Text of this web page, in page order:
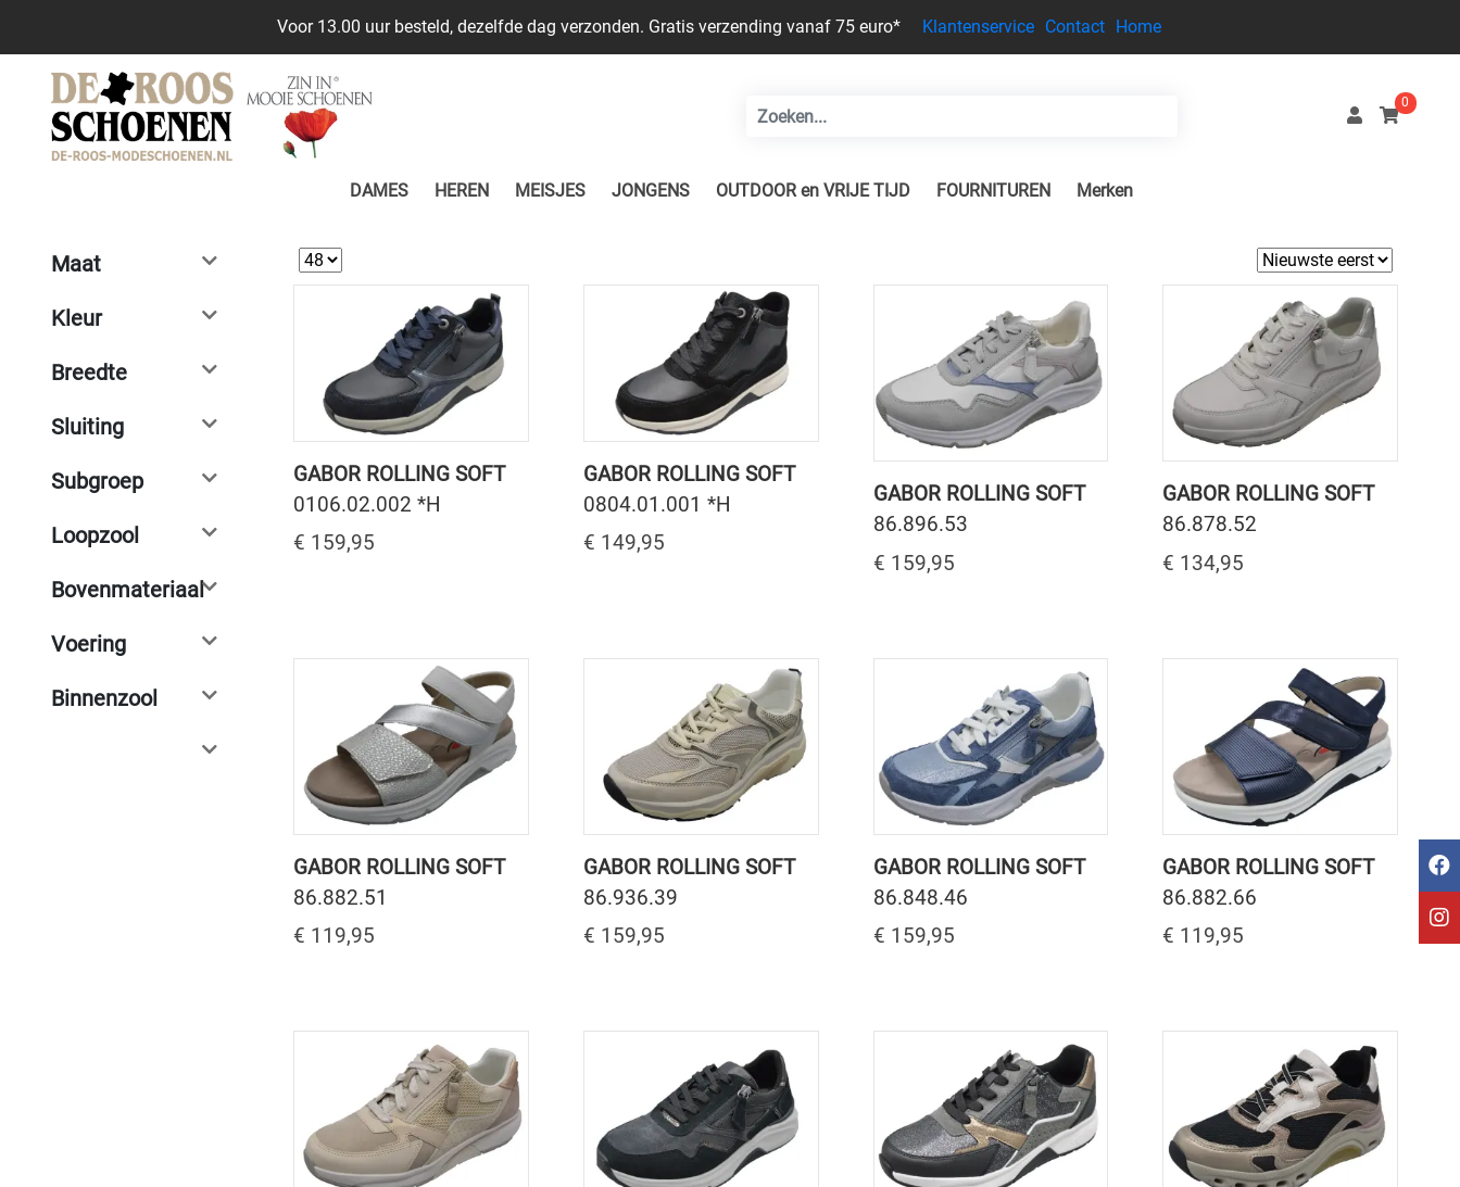
Voor 13.00 uur besteld, dezelfde dag verzonden. Gratis verzending vanaf 75 euro* Klantenservice Contact Home
0
DAMES HEREN MEISJES JONGENS OUTDOOR en VRIJE TIJD FOURNITUREN Merken
Maat
Kleur
Breedte
Sluiting
Subgroep
Loopzool
Bovenmateriaal
Voering
Binnenzool
GABOR ROLLING SOFT
0106.02.002 *H
€ 159,95
GABOR ROLLING SOFT
0804.01.001 *H
€ 149,95
GABOR ROLLING SOFT
86.896.53
€ 159,95
GABOR ROLLING SOFT
86.878.52
€ 134,95
GABOR ROLLING SOFT
86.882.51
€ 119,95
GABOR ROLLING SOFT
86.936.39
€ 159,95
GABOR ROLLING SOFT
86.848.46
€ 159,95
GABOR ROLLING SOFT
86.882.66
€ 119,95